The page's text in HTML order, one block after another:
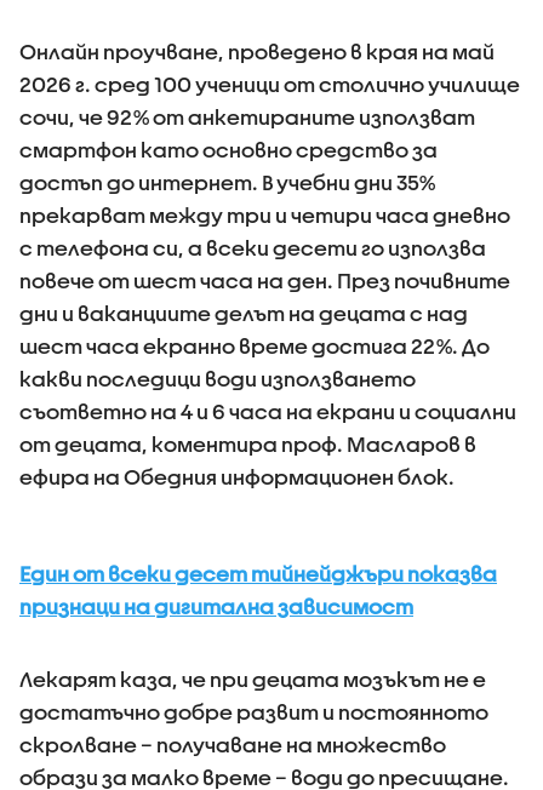
Онлайн проучване, проведено в края на май
2026 г. сред 100 ученици от столично училище
сочи, че 92% от анкетираните използват
смартфон като основно средство за
достъп до интернет. В учебни дни 35%
прекарват между три и четири часа дневно
с телефона си, а всеки десети го използва
повече от шест часа на ден. През почивните
дни и ваканциите делът на децата с над
шест часа екранно време достига 22%. До
какви последици води използването
съответно на 4 и 6 часа на екрани и социални
от децата, коментира проф. Масларов в
ефира на Обедния информационен блок.
Един от всеки десет тийнейджъри показва
признаци на дигитална зависимост
Лекарят каза, че при децата мозъкът не е
достатъчно добре развит и постоянното
скролване – получаване на множество
образи за малко време – води до пресищане.